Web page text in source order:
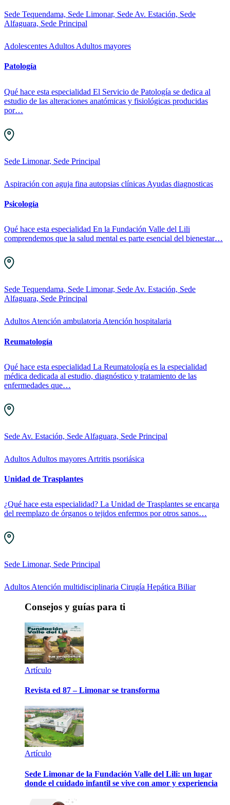
Sede Tequendama, Sede Limonar, Sede Av. Estación, Sede
Alfaguara, Sede Principal
Adolescentes Adultos Adultos mayores
Patología
Qué hace esta especialidad El Servicio de Patología se dedica al
estudio de las alteraciones anatómicas y fisiológicas producidas
por…
Sede Limonar, Sede Principal
Aspiración con aguja fina autopsias clínicas Ayudas diagnosticas
Psicología
Qué hace esta especialidad En la Fundación Valle del Lili
comprendemos que la salud mental es parte esencial del bienestar…
Sede Tequendama, Sede Limonar, Sede Av. Estación, Sede
Alfaguara, Sede Principal
Adultos Atención ambulatoria Atención hospitalaria
Reumatología
Qué hace esta especialidad La Reumatología es la especialidad
médica dedicada al estudio, diagnóstico y tratamiento de las
enfermedades que…
Sede Av. Estación, Sede Alfaguara, Sede Principal
Adultos Adultos mayores Artritis psoriásica
Unidad de Trasplantes
¿Qué hace esta especialidad? La Unidad de Trasplantes se encarga
del reemplazo de órganos o tejidos enfermos por otros sanos…
Sede Limonar, Sede Principal
Adultos Atención multidisciplinaria Cirugía Hepática Biliar
Consejos y guías para ti
Artículo
Revista ed 87 – Limonar se transforma
Artículo
Sede Limonar de la Fundación Valle del Lili: un lugar
donde el cuidado infantil se vive con amor y experiencia